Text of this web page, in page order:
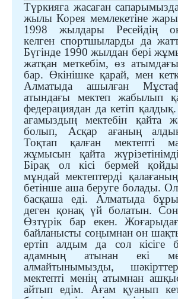
Түркияға жасаған
жылы Корея мемлекетіне
1998 жылдары Ресейдің
келген спортшыларды да
Бүгінде 1990 жылдан бері
жатқан меткебім, өз
бар. Өкінішке қарай, мен
Алматыда ашылған
атындағы мектеп жабылып
федерациядан да кетіп
ағамыздың мектебін қайта
болып, Асқар ағаның
Тоқтап қалған мектепті
жұмысын қайта
Бірақ ол кісі бермей
мұндай мектептерді
бетінше аша беруге болады.
басқаша еді. Алматыда
деген қонақ үй болатын.
Өзтүрік бар екен.
байланысты соңымнан он
ертіп алдым да сол кісіге
адамның атынан екі
алмайтынымызды,
мектепті менің атымнан
айтып едім. Ағам қуанып